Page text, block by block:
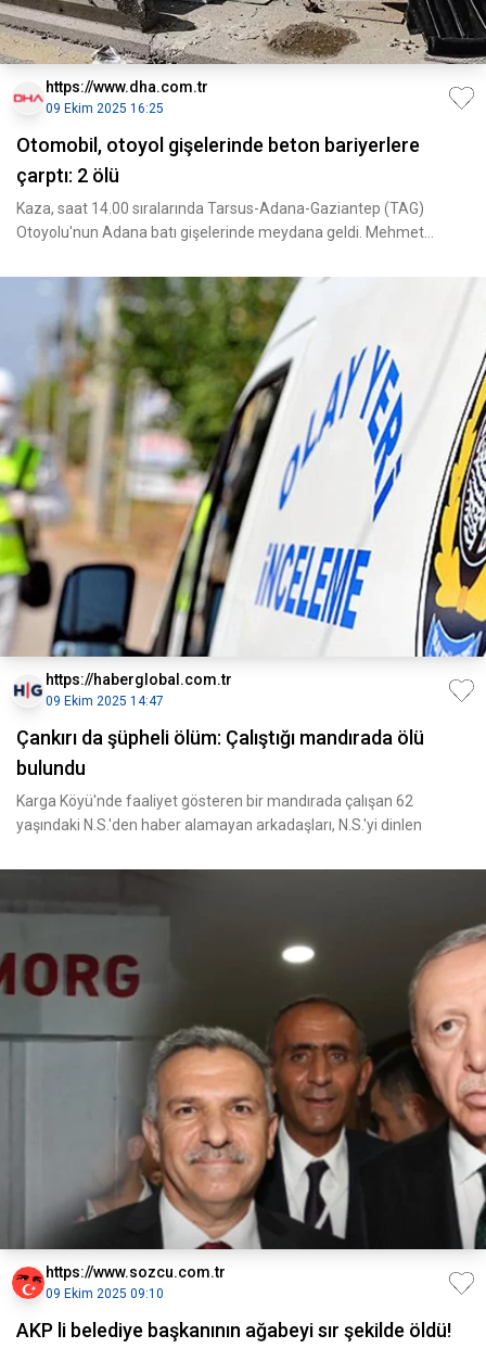
https://www.dha.com.tr
09 Ekim 2025 16:25
Otomobil, otoyol gişelerinde beton bariyerlere
çarptı: 2 ölü
Kaza, saat 14.00 sıralarında Tarsus-Adana-Gaziantep (TAG)
Otoyolu'nun Adana batı gişelerinde meydana geldi. Mehmet
https://haberglobal.com.tr
09 Ekim 2025 14:47
Çankırı da şüpheli ölüm: Çalıştığı mandırada ölü
bulundu
Karga Köyü'nde faaliyet gösteren bir mandırada çalışan 62
yaşındaki N.S.'den haber alamayan arkadaşları, N.S.'yi dinlen
https://www.sozcu.com.tr
09 Ekim 2025 09:10
AKP li belediye başkanının ağabeyi sır şekilde öldü!